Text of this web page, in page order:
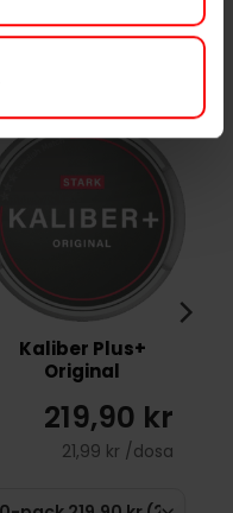
Kaliber Plus+
Original
219,90 kr
21,99 kr /dosa